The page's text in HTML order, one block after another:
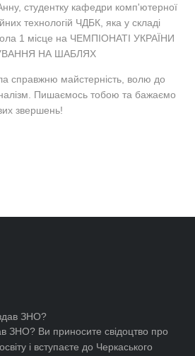
студентку кафедри комп'ютерної
технологій ЧДБК, яка у складі
1 місце на ЧЕМПІОНАТІ УКРАЇНИ
НА ШАБЛЯХ
справжню майстерність, волю до
Пишаємось тобою та бажаємо
звершень!
ЗНО? Ви приносите свідоцтво про
і вступаєте до Черкаського